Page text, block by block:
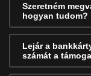
Szeretném
hogyan tudom?
Lejár a
számát a